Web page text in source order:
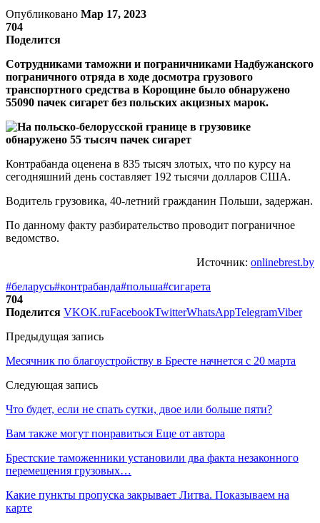
Опубликовано Мар 17, 2023
704
Поделится
Сотрудниками таможни и пограничниками Надбужанского
пограничного отряда в ходе досмотра грузового
транспортного средства в Корощине было обнаружено
55090 пачек сигарет без польских акцизных марок.
Контрабанда оценена в 835 тысяч злотых, что по курсу на
сегодняшний день составляет 192 тысячи долларов США.
Водитель грузовика, 40-летний гражданин Польши, задержан.
По данному факту разбирательство проводит пограничное
ведомство.
Источник: onlinebrest.by
#беларусь#контрабанда#польша#сигарета
704
Поделится VKOK.ruFacebookTwitterWhatsAppTelegramViber
Предыдущая запись
Месячник по благоустройству в Бресте начнется с 20 марта
Следующая запись
Что будет, если не спать сутки, двое или больше пяти?
Вам также могут понравиться Еще от автора
Брестские таможенники установили два факта незаконного
перемещения грузовых…
Какие пункты пропуска закрывает Литва. Показываем на
карте